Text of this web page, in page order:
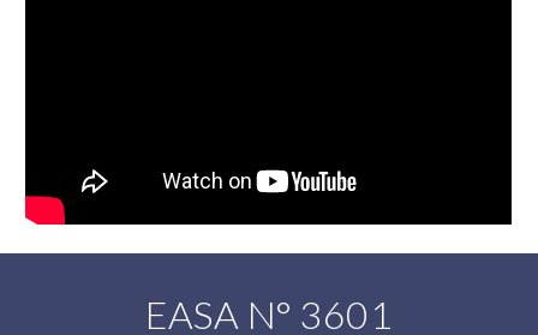
EASA N° 3601